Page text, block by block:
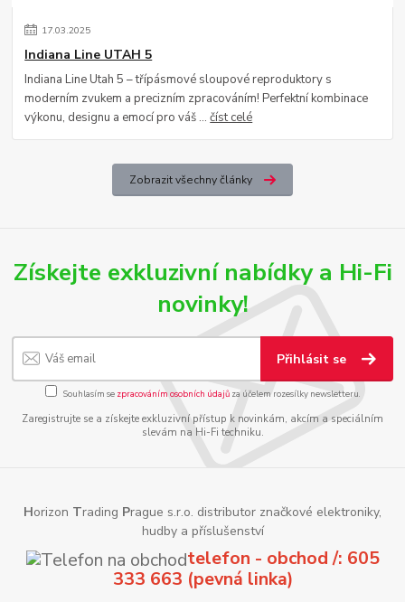
17.03.2025
Indiana Line UTAH 5
Indiana Line Utah 5 – třípásmové sloupové reproduktory s
moderním zvukem a precizním zpracováním! Perfektní kombinace
výkonu, designu a emocí pro váš ...číst celé
Zobrazit všechny články
Získejte exkluzivní nabídky a Hi-Fi
novinky!
Přihlásit se
Souhlasím se zpracováním osobních údajůza účelem rozesílky newsletteru.
Zaregistrujte se a získejte exkluzivní přístup k novinkám, akcím a speciálním
slevám na Hi-Fi techniku.
Horizon Trading Prague s.r.o. distributor značkové elektroniky,
hudby a příslušenství
telefon - obchod /: 605
333 663 (pevná linka)